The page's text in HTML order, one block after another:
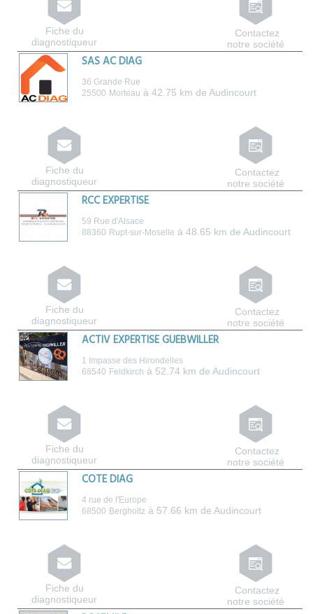
Contactez
notre société
Fiche du
diagnostiqueur
SAS AC DIAG
36 Grande Rue
25500 Morteau à 42.75 km de Audincourt
Contactez
notre société
Fiche du
diagnostiqueur
RCC EXPERTISE
59 Rue d'Alsace
88360 Rupt-sur-Moselle à 48.65 km de Audincourt
Contactez
notre société
Fiche du
diagnostiqueur
ACTIV EXPERTISE GUEBWILLER
1 Impasse des Hirondelles
68540 Feldkirch à 52.74 km de Audincourt
Contactez
notre société
Fiche du
diagnostiqueur
COTE DIAG
4 rue de l'Europe
68500 Bergholtz à 57.66 km de Audincourt
Contactez
notre société
Fiche du
diagnostiqueur